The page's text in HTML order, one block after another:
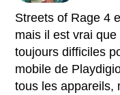
Streets of Rage 4
mais il est vrai
toujours difficiles
mobile de
tous les appareils,